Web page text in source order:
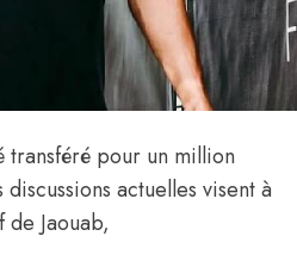
transféré pour un million
actuelles visent à
Jaouab,